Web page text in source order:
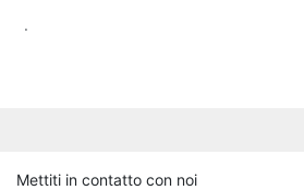
.
Mettiti in contatto con noi